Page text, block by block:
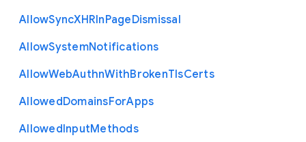
AllowSyncXHRInPageDismissal
AllowSystemNotifications
AllowWebAuthnWithBrokenTlsCerts
AllowedDomainsForApps
AllowedInputMethods